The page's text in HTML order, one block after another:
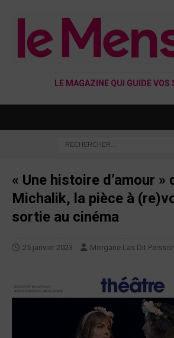
LE MAGAZINE QUI GUIDE VOS
« Une histoire d’amour »
Michalik, la pièce à
sortie au cinéma
25 janvier 2023 Morgane Las Dit Peisson